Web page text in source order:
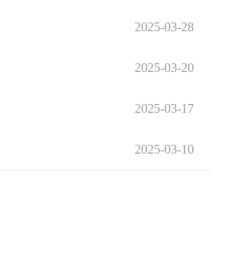
2025-03-28
2025-03-20
2025-03-17
2025-03-10